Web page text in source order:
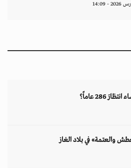
286 عاماً؟
والعتمة» في بلاد الغاز